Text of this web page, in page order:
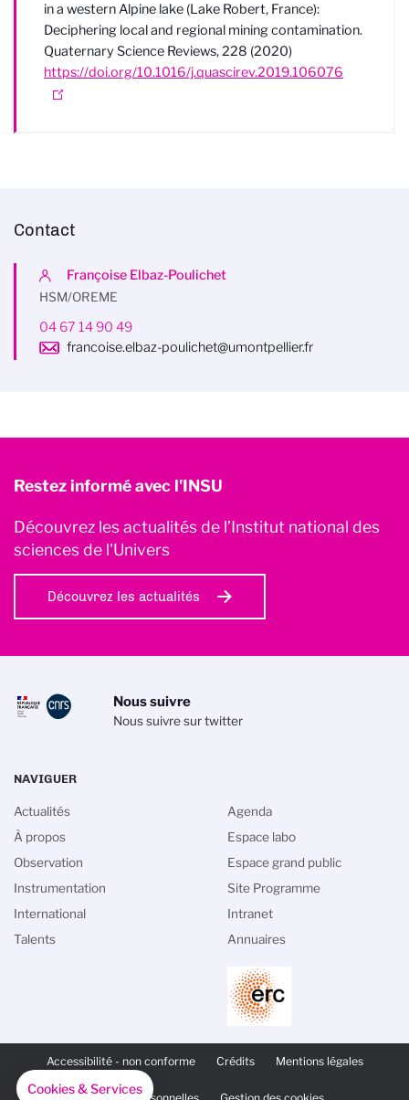
in a western Alpine lake (Lake Robert, France):
Deciphering local and regional mining contamination.
Quaternary Science Reviews, 228 (2020)
https://doi.org/10.1016/j.quascirev.2019.106076
Contact
Françoise Elbaz-Poulichet
HSM/OREME
04 67 14 90 49
francoise.elbaz-poulichet@umontpellier.fr
Restez informé avec l'INSU
Découvrez les actualités de l’Institut national des
sciences de l'Univers
Découvrez les actualités
Nous suivre
Nous suivre sur twitter
PAGE
SECONDAIRE
Accessibilité - non conforme Crédits Mentions légales
NAVIGUER
Actualités
À propos
Observation
Instrumentation
International
Talents
Agenda
Espace labo
Espace grand public
Site Programme
Intranet
Annuaires
Cookies & Services